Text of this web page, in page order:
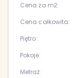
Cena za m2:
Cena całkowita:
Piętro:
Pokoje:
Metraż: